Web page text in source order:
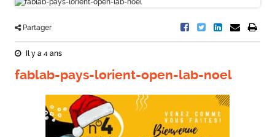
Partager
Il y a 4 ans
fablab-pays-lorient-open-lab-noel